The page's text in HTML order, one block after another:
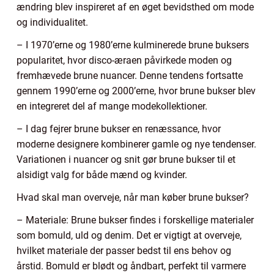
ændring blev inspireret af en øget bevidsthed om mode
og individualitet.
– I 1970’erne og 1980’erne kulminerede brune buksers
popularitet, hvor disco-æraen påvirkede moden og
fremhævede brune nuancer. Denne tendens fortsatte
gennem 1990’erne og 2000’erne, hvor brune bukser blev
en integreret del af mange modekollektioner.
– I dag fejrer brune bukser en renæssance, hvor
moderne designere kombinerer gamle og nye tendenser.
Variationen i nuancer og snit gør brune bukser til et
alsidigt valg for både mænd og kvinder.
Hvad skal man overveje, når man køber brune bukser?
– Materiale: Brune bukser findes i forskellige materialer
som bomuld, uld og denim. Det er vigtigt at overveje,
hvilket materiale der passer bedst til ens behov og
årstid. Bomuld er blødt og åndbart, perfekt til varmere